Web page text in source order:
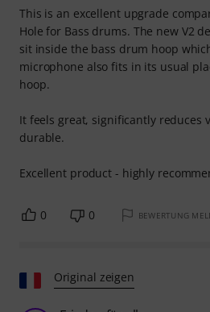
This is an excellent upgrade
Hole for Bass drums. The new V2
sit inside the bass drum hoop
microphone also fits in its usual
hoop.
It feels great, significantly reduces
durable.
Excellent product - highly
0 0 BEWERTUNG
Original zeigen